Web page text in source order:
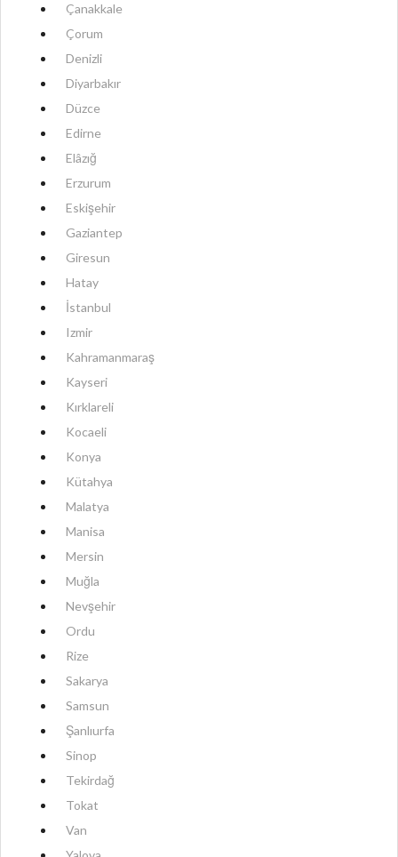
Çanakkale
Çorum
Denizli
Diyarbakır
Düzce
Edirne
Elâzığ
Erzurum
Eskişehir
Gaziantep
Giresun
Hatay
İstanbul
Izmir
Kahramanmaraş
Kayseri
Kırklareli
Kocaeli
Konya
Kütahya
Malatya
Manisa
Mersin
Muğla
Nevşehir
Ordu
Rize
Sakarya
Samsun
Şanlıurfa
Sinop
Tekirdağ
Tokat
Van